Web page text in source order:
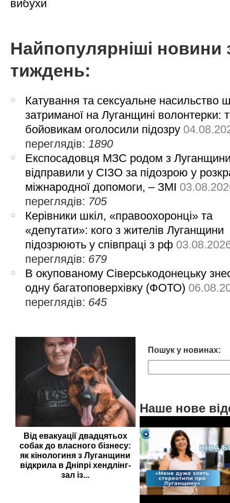
вибухи
Найпопулярніші новини
тиждень:
Катування та сексуальне насильство
затриманої на Луганщині волонтерки:
бойовикам оголосили підозру
переглядів: 1890
Експосадовця МЗС родом з
відправили у СІЗО за підозрою у
міжнародної допомоги, – ЗМІ
переглядів: 705
Керівники шкіл, «правоохоронці» та
«депутати»: кого з жителів Луганщини
підозрюють у співпраці з рф
переглядів: 679
В окупованому Сіверськодонецьку
одну багатоповерхівку (ФОТО)
переглядів: 645
Від евакуації двадцятьох
собак до власного бізнесу:
як кінологиня з Луганщини
відкрила в Дніпрі хендлінг-
зал із...
Пошук у новинах:
Наше нове